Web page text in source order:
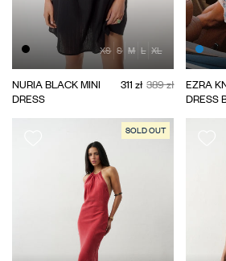
XS S M L XL
NURIA BLACK MINI
DRESS
311 zł 389 zł
EZRA
DRESS
SOLD OUT